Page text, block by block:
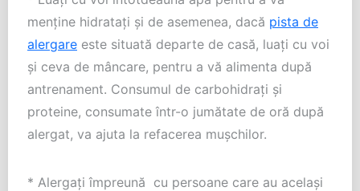
menține hidratați și de asemenea, dacă pista de
alergare este situată departe de casă, luați cu voi
și ceva de mâncare, pentru a vă alimenta după
antrenament. Consumul de carbohidrați și
proteine, consumate într-o jumătate de oră după
alergat, va ajuta la refacerea mușchilor.
* Alergați împreună cu persoane care au același